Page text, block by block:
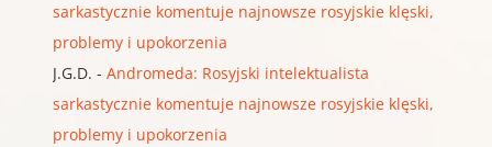
sarkastycznie komentuje najnowsze rosyjskie klęski,
problemy i upokorzenia
J.G.D. - Andromeda: Rosyjski intelektualista
sarkastycznie komentuje najnowsze rosyjskie klęski,
problemy i upokorzenia